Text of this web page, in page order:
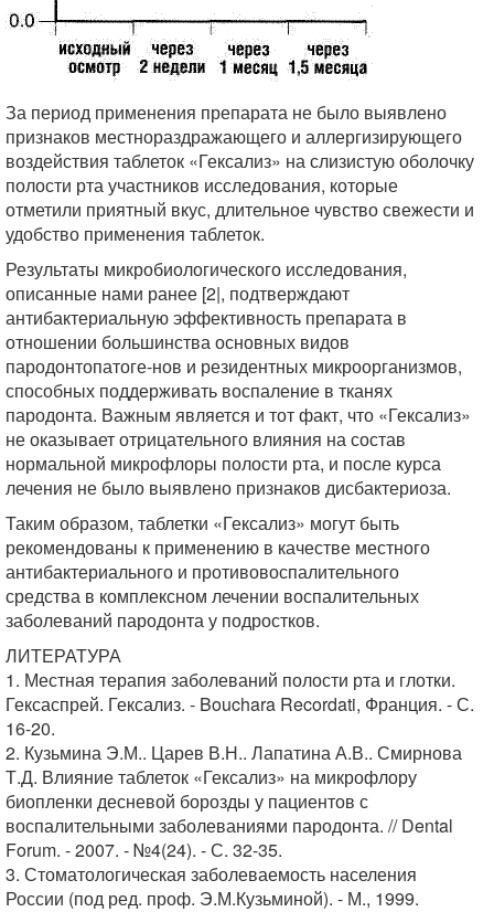
За период применения препарата не было выявлено
признаков местнораздражающего и аллергизирующего
воздействия таблеток «Гексализ» на слизистую оболочку
полости рта участников исследования, которые
отметили приятный вкус, длительное чувство свежести и
удобство применения таблеток.
Результаты микробиологического исследования,
описанные нами ранее [2|, подтверждают
антибактериальную эффективность препарата в
отношении большинства основных видов
пародонтопатоге-нов и резидентных микроорганизмов,
способных поддерживать воспаление в тканях
пародонта. Важным является и тот факт, что «Гексализ»
не оказывает отрицательного влияния на состав
нормальной микрофлоры полости рта, и после курса
лечения не было выявлено признаков дисбактериоза.
Таким образом, таблетки «Гексализ» могут быть
рекомендованы к применению в качестве местного
антибактериального и противовоспалительного
средства в комплексном лечении воспалительных
заболеваний пародонта у подростков.
ЛИТЕРАТУРА
1. Местная терапия заболеваний полости рта и глотки.
Гексаспрей. Гексализ. - Bouchara Recordati, Франция. - С.
16-20.
2. Кузьмина Э.М.. Царев В.Н.. Лапатина А.В.. Смирнова
Т.Д. Влияние таблеток «Гексализ» на микрофлору
биопленки десневой борозды у пациентов с
воспалительными заболеваниями пародонта. // Dental
Forum. - 2007. - №4(24). - С. 32-35.
3. Стоматологическая заболеваемость населения
России (под ред. проф. Э.М.Кузьминой). - М., 1999.